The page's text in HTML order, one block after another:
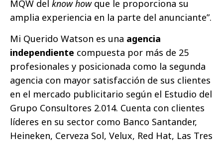
MQW del know howque le proporciona su
amplia experiencia en la parte del anunciante”.
Mi Querido Watson es una agencia
independiente compuesta por más de 25
profesionales y posicionada como la segunda
agencia con mayor satisfacción de sus clientes
en el mercado publicitario según el Estudio del
Grupo Consultores 2.014. Cuenta con clientes
líderes en su sector como Banco Santander,
Heineken, Cerveza Sol, Velux, Red Hat, Las Tres